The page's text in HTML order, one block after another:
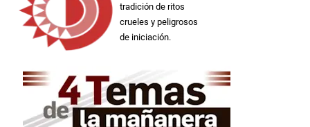
tradición de ritos
crueles y peligrosos
de iniciación.